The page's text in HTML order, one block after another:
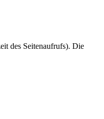
des Seitenaufrufs). Die